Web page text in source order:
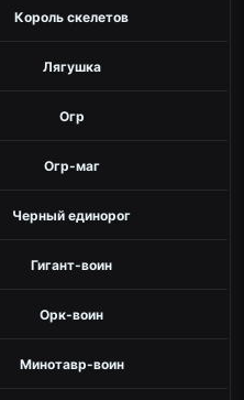
Король скелетов
Лягушка
Огр
Огр-маг
Черный единорог
Гигант-воин
Орк-воин
Минотавр-воин